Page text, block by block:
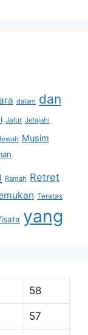
dalam dan
Jalur Jelajahi
Musim
Ramah Retret
Teratas
yang
58
57